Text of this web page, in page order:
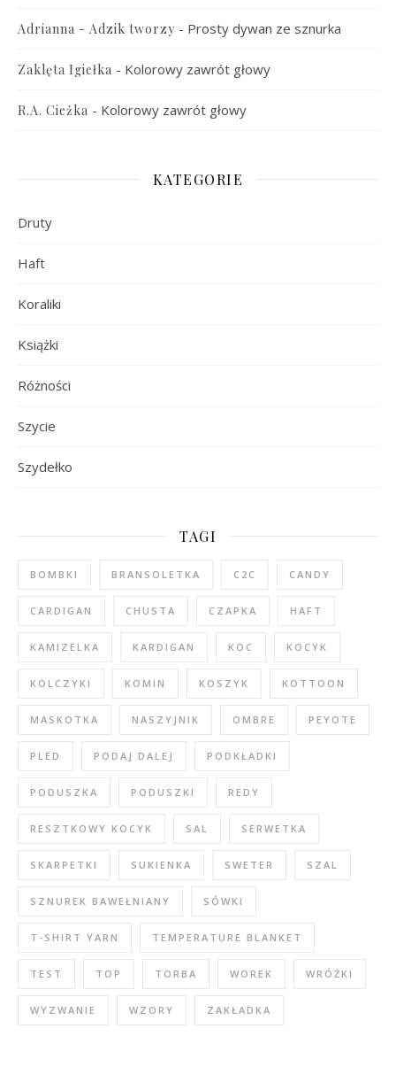
Adrianna - Adzik tworzy - Prosty dywan ze sznurka
Zaklęta Igiełka - Kolorowy zawrót głowy
R.A. Cieżka - Kolorowy zawrót głowy
KATEGORIE
Druty
Haft
Koraliki
Książki
Różności
Szycie
Szydełko
TAGI
BOMBKI BRANSOLETKA C2C CANDY
CARDIGAN CHUSTA CZAPKA HAFT
KAMIZELKA KARDIGAN KOC KOCYK
KOLCZYKI KOMIN KOSZYK KOTTOON
MASKOTKA NASZYJNIK OMBRE PEYOTE
PLED PODAJ DALEJ PODKŁADKI
PODUSZKA PODUSZKI REDY
RESZTKOWY KOCYK SAL SERWETKA
SKARPETKI SUKIENKA SWETER SZAL
SZNUREK BAWEŁNIANY SÓWKI
T-SHIRT YARN TEMPERATURE BLANKET
TEST TOP TORBA WOREK WRÓŻKI
WYZWANIE WZORY ZAKŁADKA